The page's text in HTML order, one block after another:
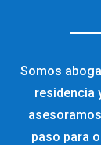
Somos
residencia
paso para